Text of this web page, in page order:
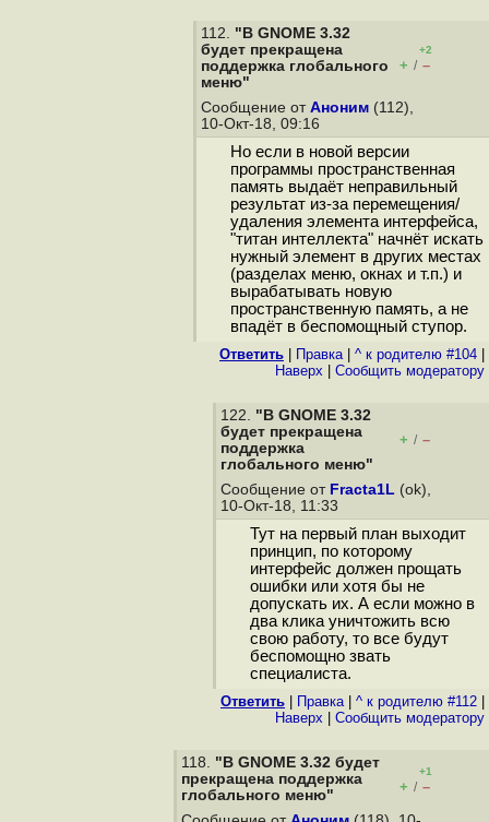
112. "В GNOME 3.32
будет прекращена
поддержка глобального
меню"
+2
+ / –
Сообщение от Аноним (112),
10-Окт-18, 09:16
Но если в новой версии
программы пространственная
память выдаёт неправильный
результат из-за перемещения/
удаления элемента интерфейса,
"титан интеллекта" начнёт искать
нужный элемент в других местах
(разделах меню, окнах и т.п.) и
вырабатывать новую
пространственную память, а не
впадёт в беспомощный ступор.
Ответить Правка| ^ к родителю #104
Наверх
Cообщить модератору
122. "В GNOME 3.32
будет прекращена
поддержка
глобального меню"
+ / –
Сообщение от Fracta1L (ok),
10-Окт-18, 11:33
Тут на первый план выходит
принцип, по которому
интерфейс должен прощать
ошибки или хотя бы не
допускать их. А если можно в
два клика уничтожить всю
свою работу, то все будут
беспомощно звать
специалиста.
Ответить Правка| ^ к родителю #112
Наверх
Cообщить модератору
118. "В GNOME 3.32 будет
прекращена поддержка
глобального меню"
+1
+ / –